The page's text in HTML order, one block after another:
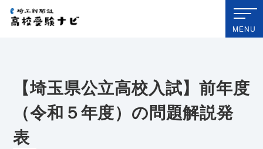
埼玉新聞社 高校受験ナビ
MENU
【埼玉県公立高校入試】前年度
（令和５年度）の問題解説発
表